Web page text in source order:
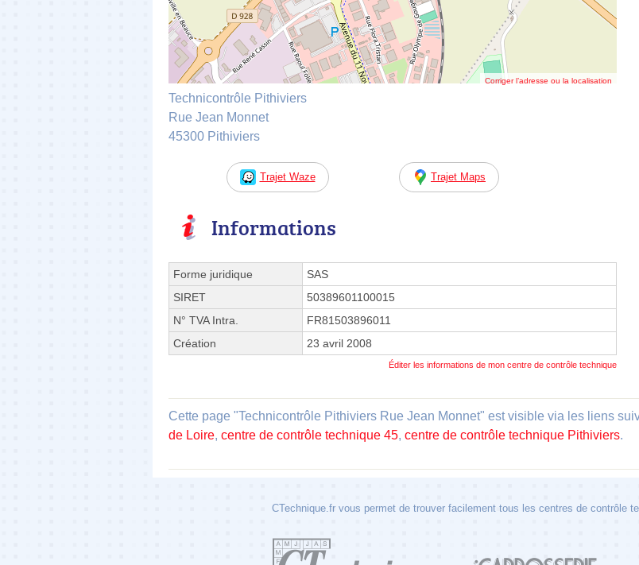
Corriger l’adresse ou la localisation
Technicontrôle Pithiviers
Rue Jean Monnet
45300 Pithiviers
Trajet Waze Trajet Maps
Informations
Forme juridique
SAS
SIRET
50389601100015
N° TVA Intra.
FR81503896011
Création
23 avril 2008
Éditer les informations de mon centre de contrôle technique
Cette page "Technicontrôle Pithiviers Rue Jean Monnet" est visible via les liens
de Loire, centre de contrôle technique 45, centre de contrôle technique Pithiviers.
CTechnique.fr vous permet de trouver facilement tous les centres de contrôle